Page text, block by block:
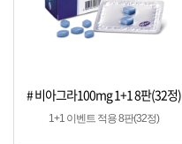
# 비아그라100mg 1+1 8판(32정)
1+1 이벤트 적용 8판(32정)